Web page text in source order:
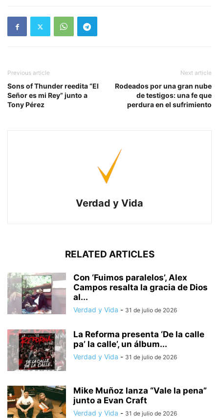
Previous article
Sons of Thunder reedita “El
Señor es mi Rey” junto a
Tony Pérez
Next article
Rodeados por una gran nube
de testigos: una fe que
perdura en el sufrimiento
Verdad y Vida
RELATED ARTICLES
Con ‘Fuimos paralelos’, Alex
Campos resalta la gracia de Dios
al...
Verdad y Vida - 31 de julio de 2026
La Reforma presenta ‘De la calle
pa’ la calle’, un álbum...
Verdad y Vida - 31 de julio de 2026
Mike Muñoz lanza “Vale la pena”
junto a Evan Craft
Verdad y Vida - 31 de julio de 2026